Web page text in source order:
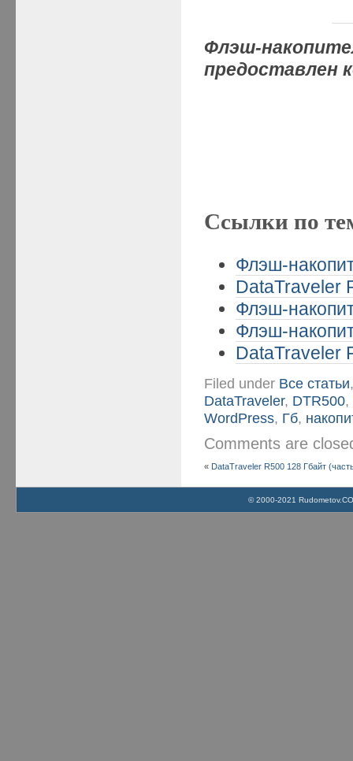
Флэш-
предоставлен
Ссылки по
Флэш-
DataTraveler
Флэш-
Флэш-
DataTraveler
Filed under Все статьи
DataTraveler, DTR500,
WordPress, Гб,
Comments are
« DataTraveler R500 128 Гбайт
© 2000-2021